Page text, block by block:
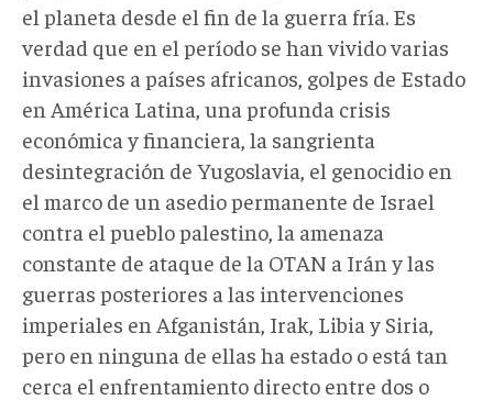
el planeta desde el fin de la guerra fría. Es
verdad que en el período se han vivido varias
invasiones a países africanos, golpes de Estado
en América Latina, una profunda crisis
económica y financiera, la sangrienta
desintegración de Yugoslavia, el genocidio en
el marco de un asedio permanente de Israel
contra el pueblo palestino, la amenaza
constante de ataque de la OTAN a Irán y las
guerras posteriores a las intervenciones
imperiales en Afganistán, Irak, Libia y Siria,
pero en ninguna de ellas ha estado o está tan
cerca el enfrentamiento directo entre dos o